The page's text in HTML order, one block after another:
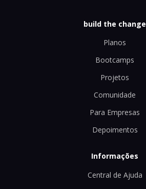
build the change
Planos
Bootcamps
Projetos
Comunidade
Para Empresas
Depoimentos
Informações
Central de Ajuda